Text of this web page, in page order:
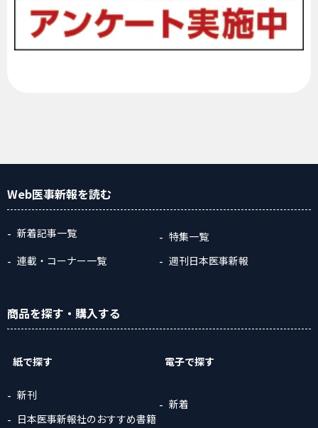
Web医事新報を読む
新着記事一覧
特集一覧
連載・コーナー一覧
週刊日本医事新報
商品を探す ・購入する
紙で探す
新刊
日本医事新報社のおすすめ書籍
電子で探す
新着